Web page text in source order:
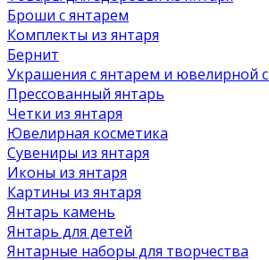
Броши с янтарем
Комплекты из янтаря
Бернит
Украшения с янтарем и ювелирной
Прессованный янтарь
Четки из янтаря
Ювелирная косметика
Сувениры из янтаря
Иконы из янтаря
Картины из янтаря
Янтарь камень
Янтарь для детей
Янтарные наборы для творчества